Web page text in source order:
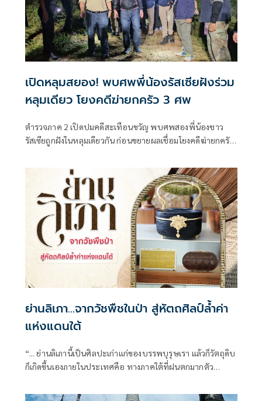
เปิดหลุมสยอง! พบศพพี่น้องรัสเซียฝังร่วม
หลุมเดียว โยงคดีฆ่ายกครัว 3 ศพ
ตำรวจภาค 2 เปิดปมคดีสะเทือนขวัญ พบศพสองพี่น้องชาว
รัสเซียถูกฝังในหลุมเดียวกัน ก่อนขยายผลเชื่อมโยงคดีฆ่ายกครัว
หาความเชื่อมโยงคดีอื่นเพิ่มเติม
ย่านลิเภา…จากวัชพืชในป่า สู่หัตถศิลป์ล้ำค่า
แห่งแดนใต้
“... ย่านลิเภานี้เป็นศิลปะเก่าแก่ของบรรพบุรุษเรา แล้วก็วัตถุดิบ
ก็เกิดขึ้นเองภายในประเทศคือ ทางภาคใต้ที่ฝนตกมากตัว